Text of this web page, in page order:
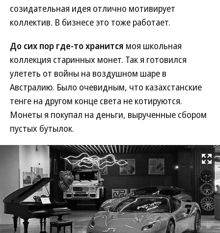
созидательная идея отлично мотивирует
коллектив. В бизнесе это тоже работает.
До сих пор где-то хранится моя школьная
коллекция старинных монет. Так я готовился
улететь от войны на воздушном шаре в
Австралию. Было очевидным, что казахстанские
тенге на другом конце света не котируются.
Монеты я покупал на деньги, вырученные сбором
пустых бутылок.
Развернуть